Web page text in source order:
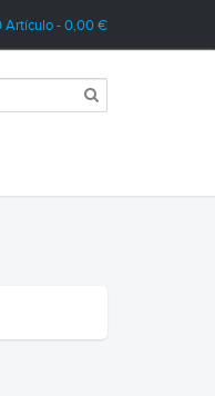
Artículo- 0,00 €